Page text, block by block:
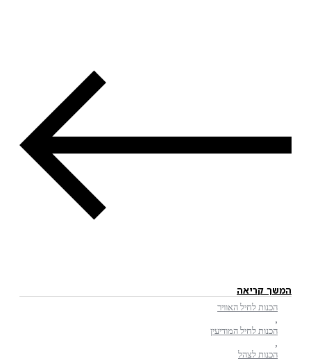
המשך קריאה
הכנות לחיל האוויר
,
הכנות לחיל המודיעין
,
הכנות לצהל